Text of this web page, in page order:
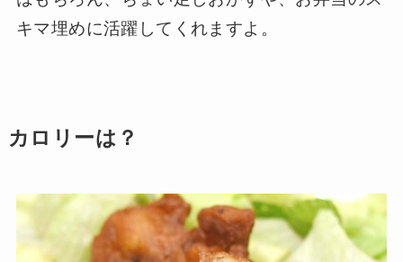
キマ埋めに活躍してくれますよ。
カロリーは？